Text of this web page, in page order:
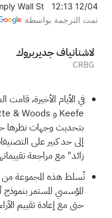
Wall St
12:13 12/04
تمت الترجمة بواسطة
كوربريدج فاينانشال
CRBG
في الأيام الأخيرة،
إلى حد كبير على
زائد" مع مراجعة
تُسلط هذه المجموعة من
المؤسسي المستمر
حتى مع إعادة تقييم